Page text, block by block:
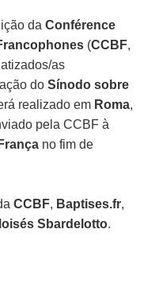
daConférence
(CCBF,
as
doSínodo sobre
realizado em Roma,
pela CCBF à
no fim de
CCBF, Baptises.fr,
Sbardelotto.